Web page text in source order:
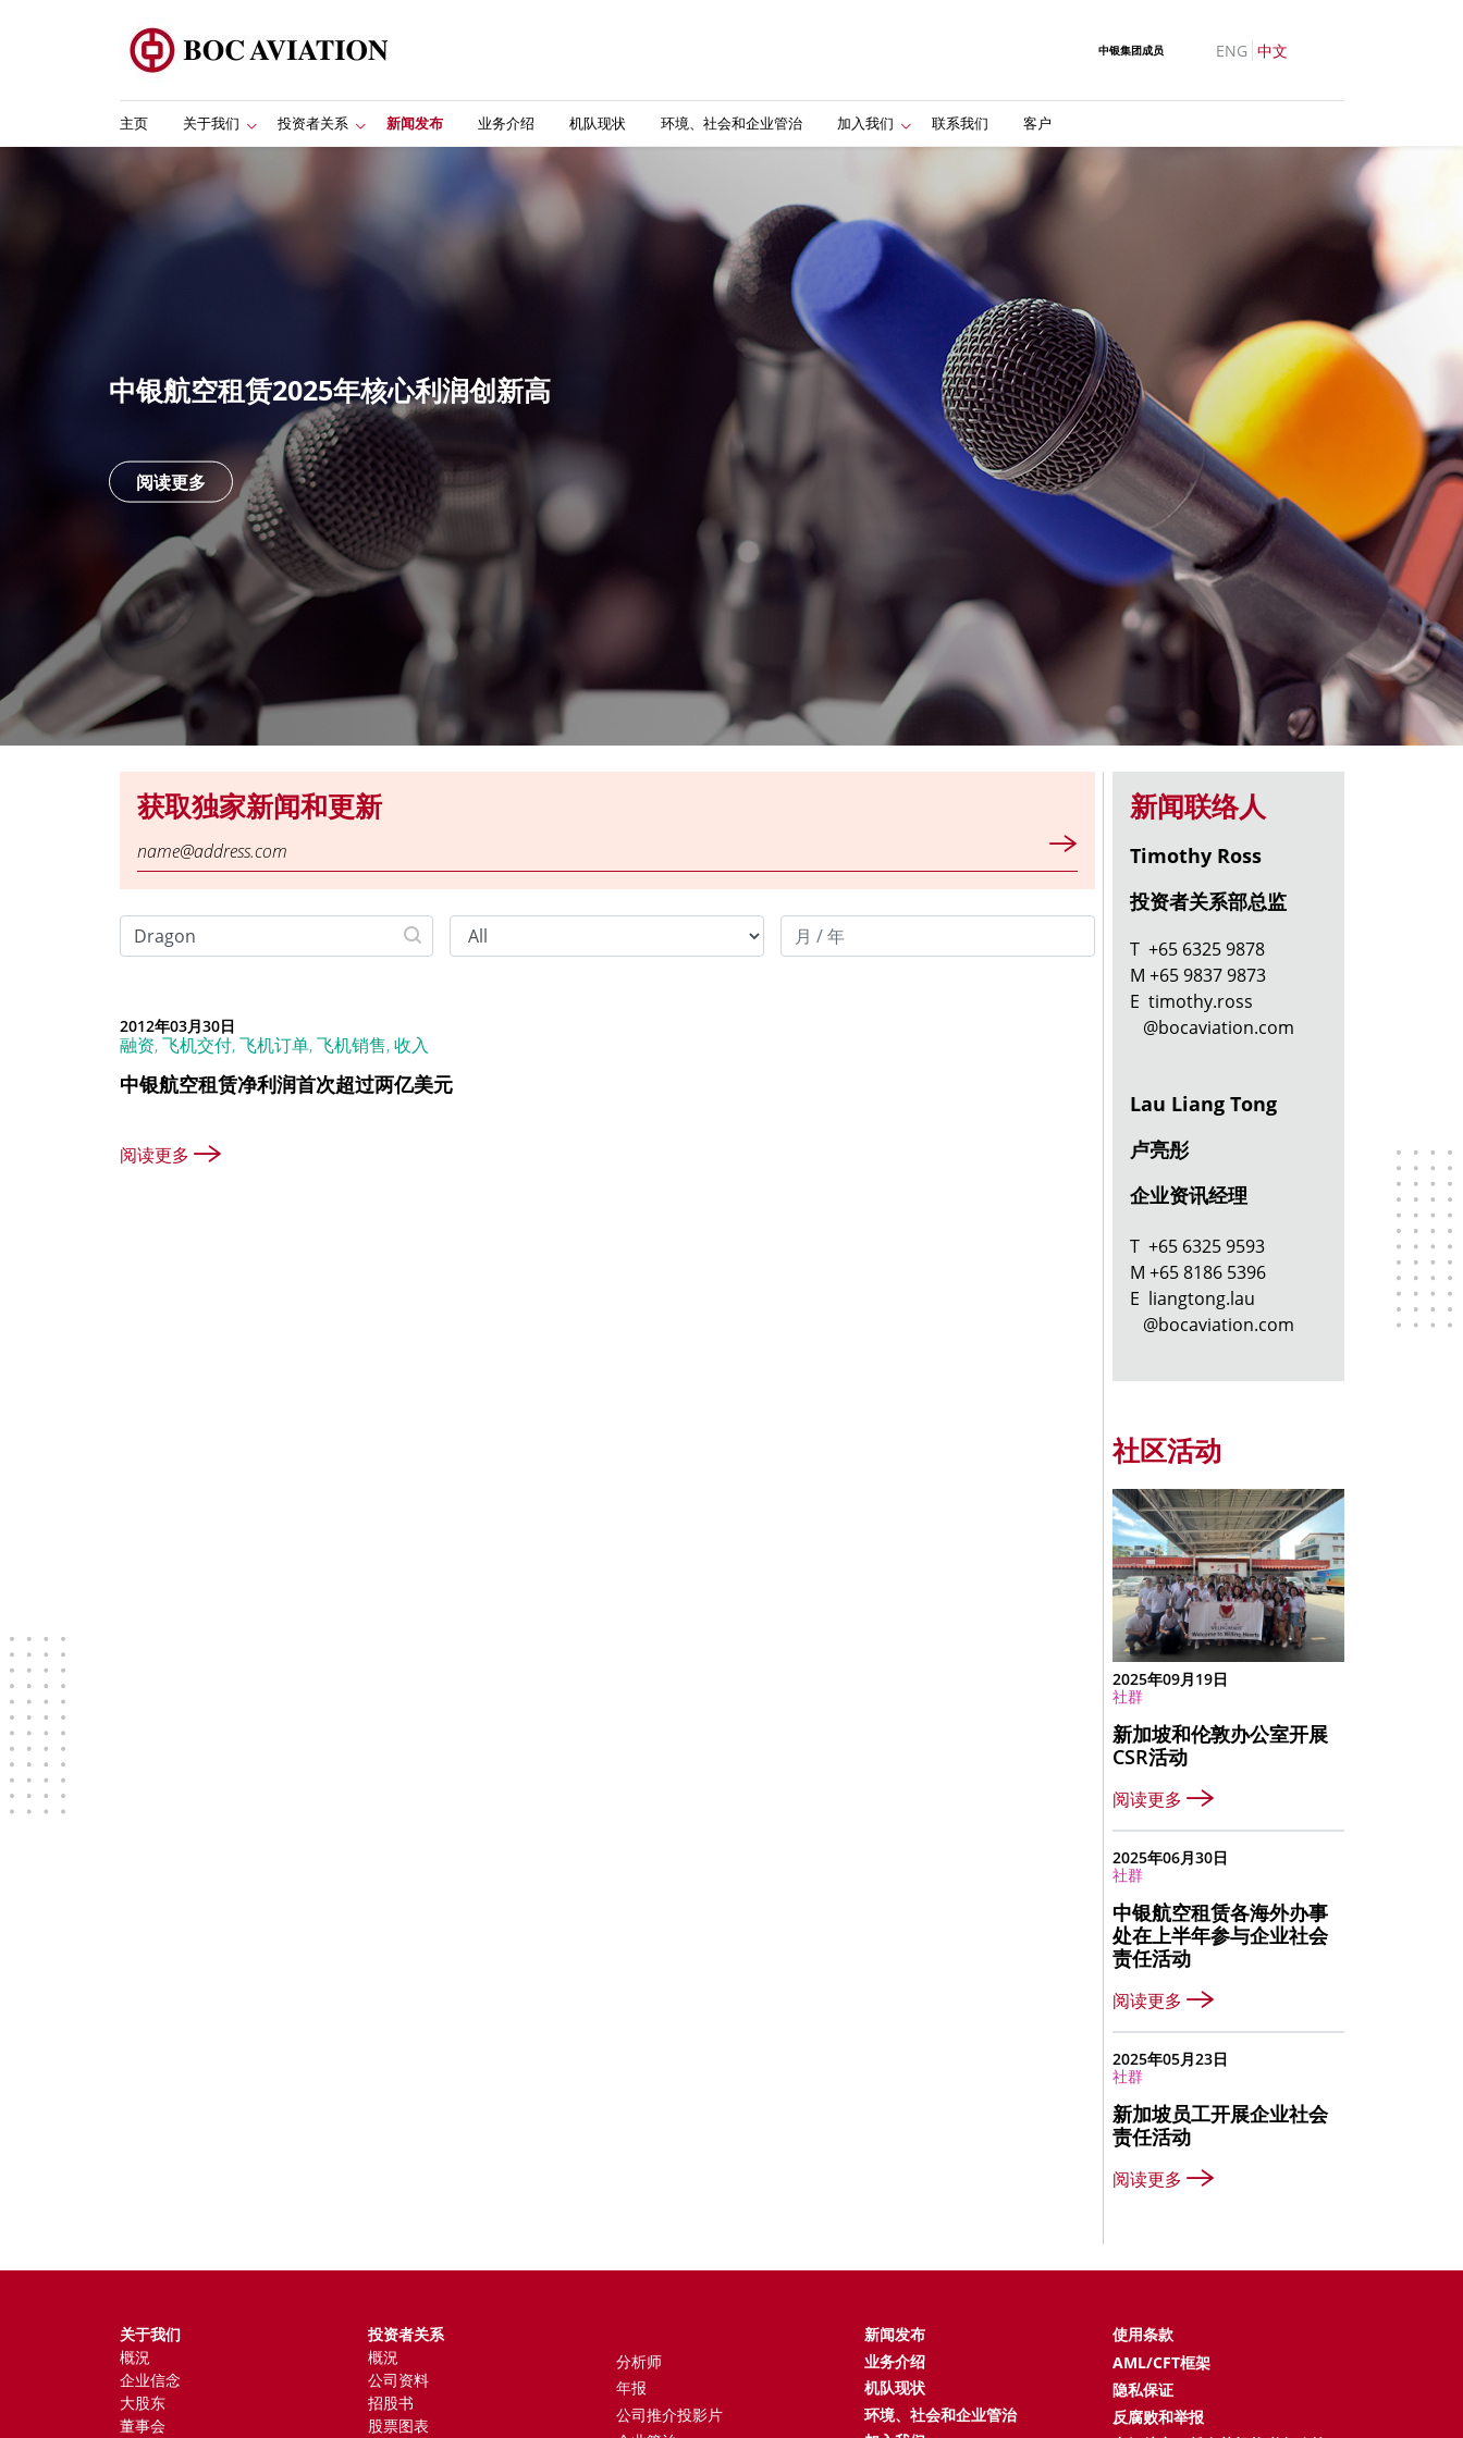
中银集团成员 ENG 中文
主页 关于我们 投资者关系 新闻发布 业务介绍 机队现状 环境、社会和企业管治 加入我们 联系我们 客户
中银航空租赁2025年核心利润创新高
阅读更多
获取独家新闻和更新
2012年03月30日
融资, 飞机交付, 飞机订单, 飞机销售, 收入
中银航空租赁净利润首次超过两亿美元
阅读更多
新闻联络人
Timothy Ross
投资者关系部总监
T +65 6325 9878
M +65 9837 9873
E timothy.ross
@bocaviation.com
Lau Liang Tong
卢亮彤
企业资讯经理
T +65 6325 9593
M +65 8186 5396
E liangtong.lau
@bocaviation.com
社区活动
2025年09月19日
社群
新加坡和伦敦办公室开展
CSR活动
阅读更多
2025年06月30日
社群
中银航空租赁各海外办事
处在上半年参与企业社会
责任活动
阅读更多
2025年05月23日
社群
新加坡员工开展企业社会
责任活动
阅读更多
关于我们
概況
企业信念
大股东
董事会
投资者关系
概況
公司资料
招股书
股票图表
分析师
年报
公司推介投影片
新闻发布
业务介绍
机队现状
环境、社会和企业管治
使用条款
AML/CFT框架
隐私保证
反腐败和举报